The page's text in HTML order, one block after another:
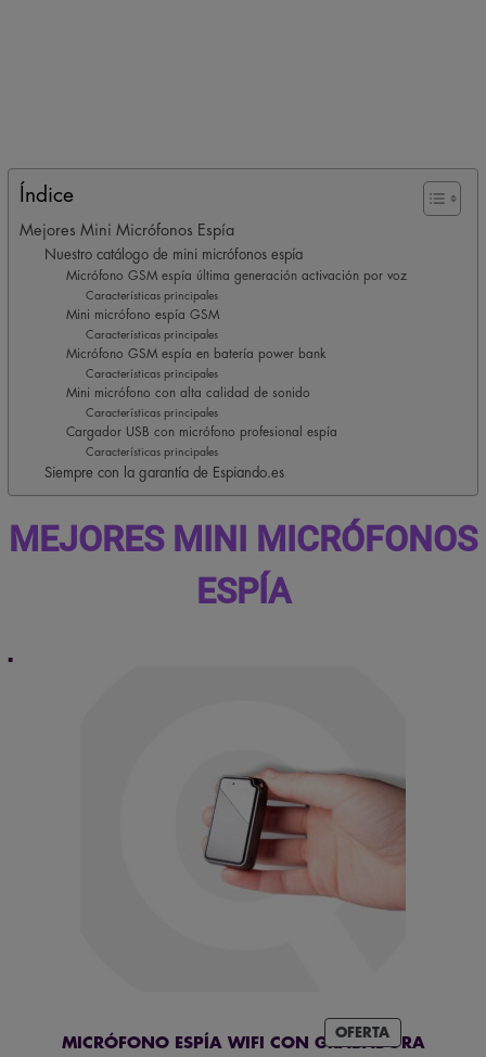
Índice
Nuestro catálogo de mini micrófonos espía
Micrófono GSM espía última generación activación por voz
Características principales
Mini micrófono espía GSM
Características principales
Micrófono GSM espía en batería power bank
Características principales
Mini micrófono con alta calidad de sonido
Características principales
Cargador USB con micrófono profesional espía
Características principales
Siempre con la garantía de Espiando.es
MEJORES MINI MICRÓFONOS
ESPÍA
OFERTAPRODUCTO
EN
MICRÓFONO ESPÍA WIFI CON GRABADORA